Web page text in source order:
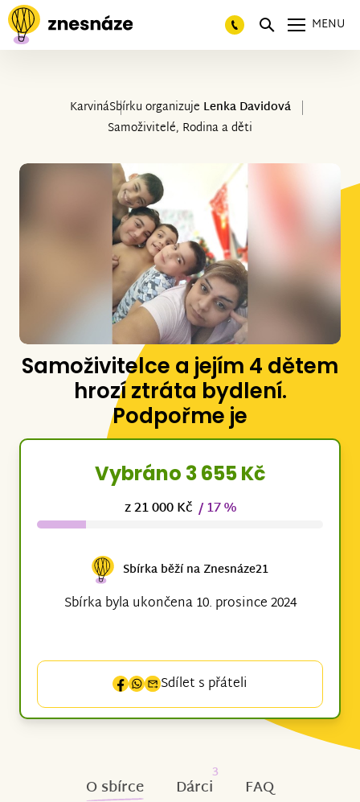
MENU
KarvináSbírku organizuje Lenka Davidová
Samoživitelé, Rodina a děti
Samoživitelce a jejím 4 dětem
hrozí ztráta bydlení.
Podpořme je
Vybráno 3 655 Kč
z 21 000 Kč / 17 %
Sbírka běží na Znesnáze21
Sbírka byla ukončena 10. prosince 2024
Sdílet s přáteli
O sbírce Dárci
3
FAQ